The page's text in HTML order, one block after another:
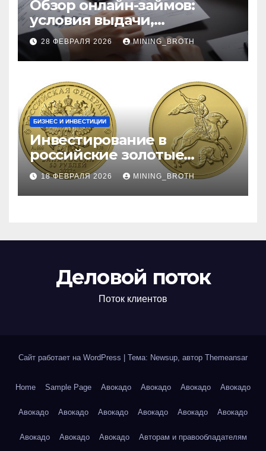
Обзор онлайн-займов:
условия выдачи,
процентные ставки и
требования к заемщикам
28 ФЕВРАЛЯ 2026 MINING_BROTH
БИЗНЕС И ИНВЕСТИЦИИ
Инвестирование в
российские золотые
монеты: подробное
руководство
18 ФЕВРАЛЯ 2026 MINING_BROTH
Деловой поток
Поток клиентов
Сайт работает на WordPress Тема: Newsup, автор Themeansar
Home Sample Page Авокадо Авокадо Авокадо Авокадо
Авокадо Авокадо Авокадо Авокадо Авокадо Авокадо
Авокадо Авокадо Авокадо Авторам и правообладателям